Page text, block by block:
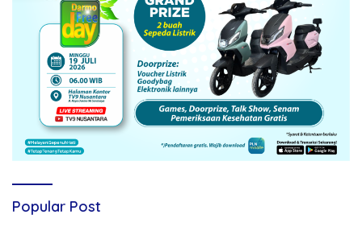
Popular Post